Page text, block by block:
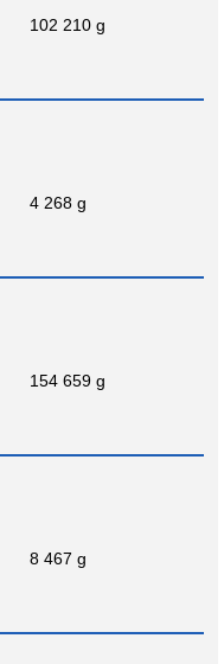
102 210 g
4 268 g
154 659 g
8 467 g